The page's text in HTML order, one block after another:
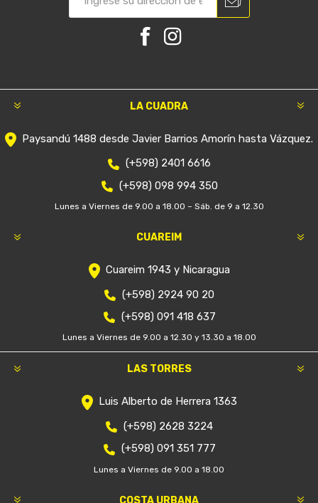
LA CUADRA
Paysandú 1488 desde Javier Barrios Amorín hasta Vázquez.
(+598) 2401 6616
(+598) 098 994 350
Lunes a Viernes de 9.00 a 18.00 – Sáb. de 9 a 12.30
CUAREIM
Cuareim 1943 y Nicaragua
(+598) 2924 90 20
(+598) 091 418 637
Lunes a Viernes de 9.00 a 12.30 y 13.30 a 18.00
LAS TORRES
Luis Alberto de Herrera 1363
(+598) 2628 3224
(+598) 091 351 777
Lunes a Viernes de 9.00 a 18.00
COSTA URBANA